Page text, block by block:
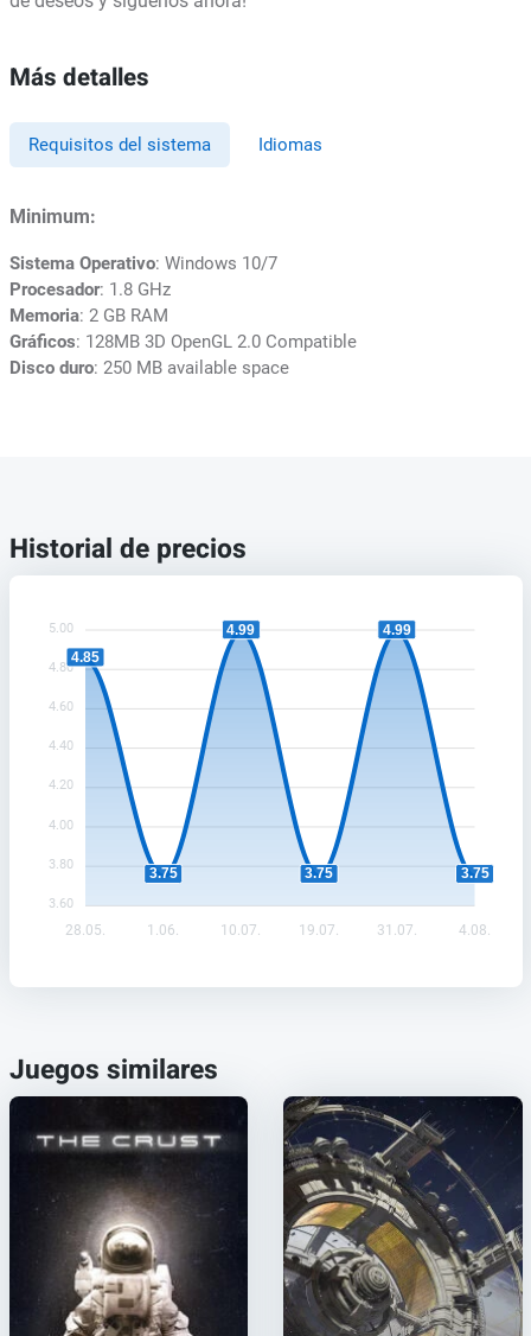
Más detalles
Requisitos del sistema Idiomas
Minimum:
Sistema Operativo: Windows 10/7
Procesador: 1.8 GHz
Memoria: 2 GB RAM
Gráficos: 128MB 3D OpenGL 2.0 Compatible
Disco duro: 250 MB available space
Historial de precios
5.00
4.80
4.60
4.40
4.20
4.00
3.80
3.60
4.85
3.75
4.99
3.75
4.99
3.75
28.05. 1.06. 10.07. 19.07. 31.07. 4.08.
Juegos similares